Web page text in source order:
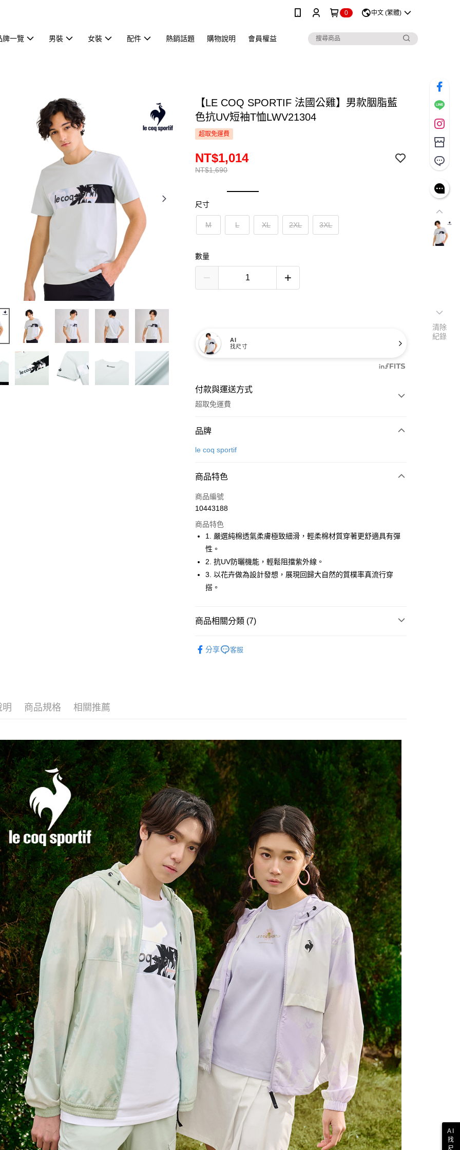
0 中文 (繁體)
牌一覽 男裝 女裝 配件 熱銷話題 購物說明 會員權益
【LE COQ SPORTIF 法國公雞】男款胭脂藍
色抗UV短袖T恤LWV21304
超取免運費
NT$1,690
NT$1,014
尺寸
M L XL 2XL 3XL
數量
AI
找尺寸
付款與運送方式
超取免運費
付款方式
信用卡一次付款
Apple Pay
街口支付
悠遊付
大哥付你分期
相關說明
【大哥付你分期使用說明】
完成交易。
消。如遇「轉專審核」未通過狀況，表示未達大哥付你分期系統評分，恕
用戶於交易時，得透過本服務購買商品或服務，並由商店將買賣／分期付
款買賣價金債權讓與本公司後，依約使用本公司帳單繳交帳款。
2.基於同意付款使用「大哥付你分期」之契約關係目的，商店將以您的個人
資料（包含姓名、電話或地址）提供予台灣大哥大進項蒐集、處理及利
用，由本公司與您本人進行分期帳單所需資料之確認、核對及更正。
3.完整用戶服務條款，請詳閱以下連結：
https://oppay.tw/userRule
AFTEE先享後付
【關於「AFTEE先享後付」】
AFTEE先享後付是「在收到商品之後才付款」的支付方式。 讓您購物簡單
２．便利：只要手機號碼，簡訊認證，即可結帳。
絡購買商品的店家。未經商家同意取消之訂單仍視為有效，需透過AFTEE
先享後付繳納相關費用。
※ 交易是否成功請以「AFTEE先享後付 」之結帳頁面顯示為準，若有關於
是否繳費成功／繳費後需取消欲退款等相關疑問，請聯繫「AFTEE先享後
付客戶支援中心」
https://netprotections.freshdesk.com/support/home
【注意事項】
１．透過由恩沛科技股份有限公司提供之「AFTEE先享後付」服務完成之
交易，需依本服務之必要範圍內提供個人資料，並將交易相關給付款項請
求債權轉讓予恩沛科技股份有限公司。
２．關於個人資料處理事宜，請瀏覽以下網址：
https://aftee.tw/terms/#terms3
３．未成年的使用者請事先徵得法定代理人或監護人之同意方可使用
「AFTEE先享後付」，若未經同意申辦者引起之損失，本公司不負相關責
任。
４．使用「AFTEE先享後付」時，將依據個別帳號之用戶狀況，依本公司
即時審查核予不同之上限額度；若仍有額度不足之情形，本公司將視審查
結果請求用戶進行身份認證。
５．嚴禁一人註冊多個帳號或使用他人資訊註冊。若發現惡意使用之情
形，恩沛科技股份有限公司將有權停止該用戶之使用額度並採取法律行
動。
ATM付款
運送方式
萊爾富取貨付款
免運費
付款後萊爾富取貨
免運費
7-11取貨付款
免運費
付款後7-11取貨
免運費
宅配
免運費
離島宅配
免運費
品牌
le coq sportif
商品特色
商品編號
10443188
商品特色
1. 嚴選純棉透氣柔膚極致細滑，輕柔棉材質穿著更舒適具有彈
性。
2. 抗UV防曬機能，輕鬆阻擋紫外線。
3. 以花卉做為設計發想，展現回歸大自然的質樸率真流行穿
搭。
商品相關分類 (7)
📍本月精選｜精選3折起 🌡️熱浪來襲：涼感❎機能❎專區
分享 客服
明 商品規格 相關推薦
清除
紀錄
AI
找
尺